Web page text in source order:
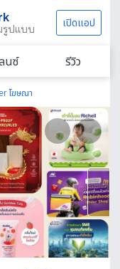
รูปแบบ เปิดแอป
นซ์ รีวิว
โฆษณา